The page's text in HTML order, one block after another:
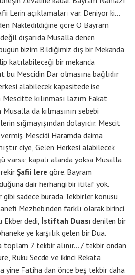
Lerin açıklamaları var. Deniyor ki…
Nakledildiğine göre O Bayram
dışarıda Musalla denen
bizim Bildiğimiz dış bir Mekanda
katılabileceği bir mekanda
bu Mescidin Dar olmasına bağlıdır
alabilecek kapasitede ise
Mescitte kılınması lazım Fakat
da kılmasının sebebi
sığmayışından dolayıdır. Mescit
Mescidi Haramda daima
diye, Gelen Herkesi alabilecek
varsa; kapalı alanda yoksa Musalla
Şafii lere göre. Bayram
dair herhangi bir itilaf yok.
gibi sadece burada Tekbirler konusu
Mezhebinden farklı olarak birinci
Ekber dedi, İstiftah Duası denilen bir
ye karşılık gelen bir Dua.
toplam 7 tekbir alınır… / tekbir ondan
Rüku Secde ve ikinci Rekata
yine Fatiha dan önce beş tekbir daha